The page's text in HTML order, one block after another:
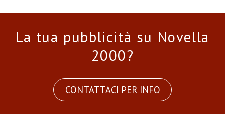
La tua pubblicità su Novella
2000?
CONTATTACI PER INFO